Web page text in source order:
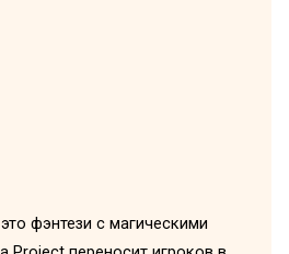
фэнтези с магическими